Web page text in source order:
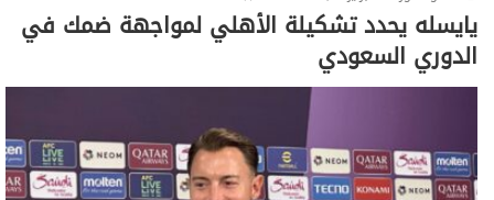
يايسله يحدد تشكيلة الأهلي لمواجهة ضمك في
الدوري السعودي